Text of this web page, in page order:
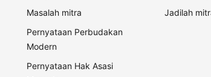
Masalah mitra
Pernyataan Perbudakan
Modern
Pernyataan Hak Asasi
Jadilah